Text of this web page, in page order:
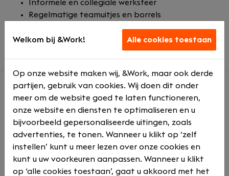
Informele en collegiale werksfeer
Regelmatige teamuitjes en borrels
initiatief
Over ons
Brisk ICT is een moderne ICT dienstverlener die
organisaties ondersteunt met veilige, stabiele en
toekomstgerichte ICT oplossingen. De organisatie
richt zich op cyberbeveiliging, moderne werkplekken
en proactief beheer.
Welkom bij &Work! Alle cookies toestaan
Op onze website maken wij, &Work, maar ook derde
partijen, gebruik van cookies. Wij doen dit onder
meer om de website goed te laten functioneren,
onze website en diensten te optimaliseren en u
bijvoorbeeld gepersonaliseerde uitingen, zoals
advertenties, te tonen. Wanneer u klikt op ‘zelf
instellen’ kunt u meer lezen over onze cookies en
kunt u uw voorkeuren aanpassen. Wanneer u klikt
op ‘alle cookies toestaan’, gaat u akkoord met het